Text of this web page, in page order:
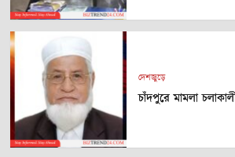
দেশজুড়ে
চাঁদপুরে মামলা